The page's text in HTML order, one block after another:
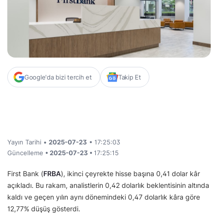
Google'da bizi tercih et Takip Et
Yayın Tarihi • 2025-07-23 • 17:25:03
Güncelleme • 2025-07-23 • 17:25:15
First Bank (FRBA), ikinci çeyrekte hisse başına 0,41 dolar kâr
açıkladı. Bu rakam, analistlerin 0,42 dolarlık beklentisinin altında
kaldı ve geçen yılın aynı dönemindeki 0,47 dolarlık kâra göre
12,77% düşüş gösterdi.